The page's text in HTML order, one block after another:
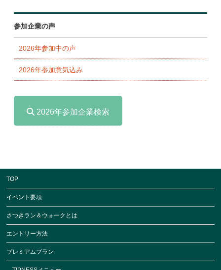
参加企業の声
2026年参加中の声
2026年参加意気込み
2026年参加企業検索
TOP
イベント要項
さつきラン＆ウォークとは
エントリー方法
プレミアムプラン